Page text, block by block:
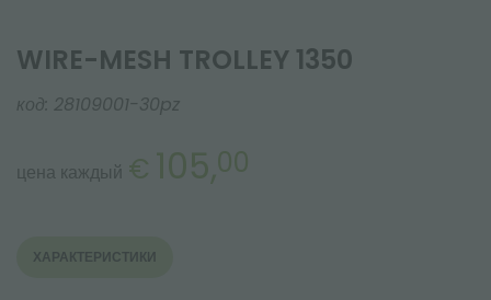
WIRE-MESH TROLLEY 1350
код: 28109001-30pz
цена каждый € 105,00
ХАРАКТЕРИСТИКИ